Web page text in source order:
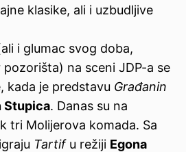
klasike, ali i uzbudljive
i glumac svog doba,
na sceni JDP-a se
kada je predstavu Građanin
Stupica. Danas su na
tri Molijerova komada. Sa
Tartifu režiji Egona